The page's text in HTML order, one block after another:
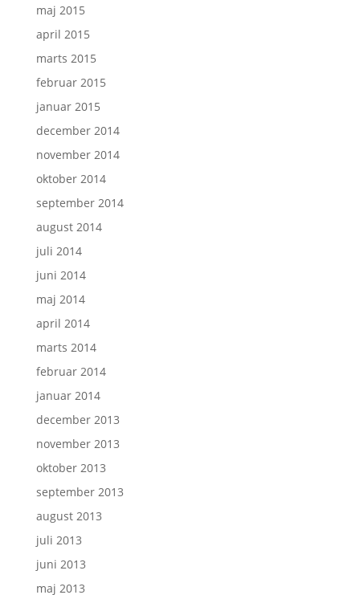
maj 2015
april 2015
marts 2015
februar 2015
januar 2015
december 2014
november 2014
oktober 2014
september 2014
august 2014
juli 2014
juni 2014
maj 2014
april 2014
marts 2014
februar 2014
januar 2014
december 2013
november 2013
oktober 2013
september 2013
august 2013
juli 2013
juni 2013
maj 2013